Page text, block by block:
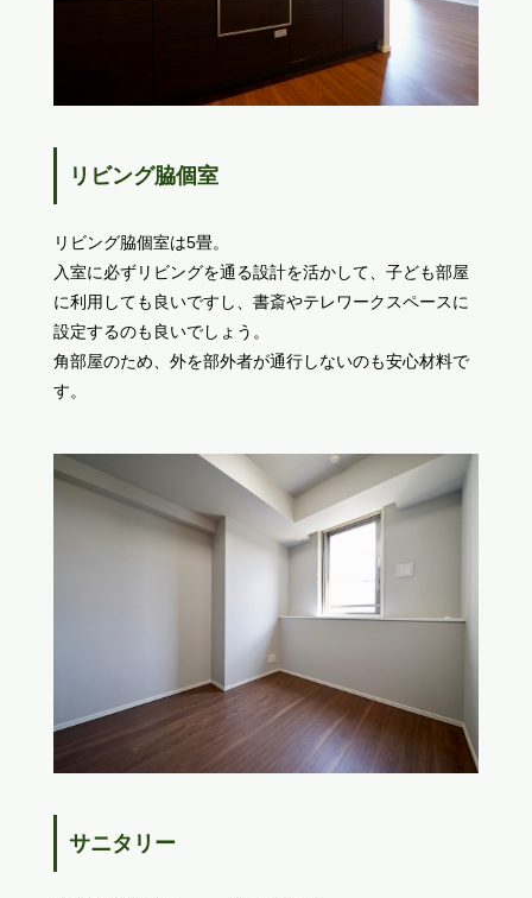
リビング脇個室
リビング脇個室は5畳。
入室に必ずリビングを通る設計を活かして、子ども部屋
に利用しても良いですし、書斎やテレワークスペースに
設定するのも良いでしょう。
角部屋のため、外を部外者が通行しないのも安心材料で
す。
サニタリー